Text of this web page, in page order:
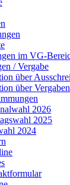
im VG-
/ Vergabe
über
über Vergaben
2026
2025
2024